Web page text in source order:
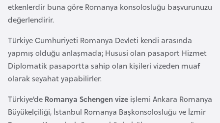
etkenlerdir buna göre Romanya konsolosluğu başvurunuzu
değerlendirir.
Türkiye Cumhuriyeti Romanya Devleti kendi arasında
yapmış olduğu anlaşmada; Hususi olan pasaport Hizmet
Diplomatik pasaportta sahip olan kişileri vizeden muaf
olarak seyahat yapabilirler.
Türkiye’de Romanya Schengen vize işlemi Ankara Romanya
Büyükelçiliği, İstanbul Romanya Başkonsolosluğu ve İzmir
B
e
i
n
B
o